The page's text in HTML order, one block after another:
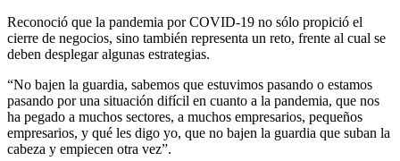
Reconoció que la pandemia por COVID-19 no sólo propició el
cierre de negocios, sino también representa un reto, frente al cual se
deben desplegar algunas estrategias.
“No bajen la guardia, sabemos que estuvimos pasando o estamos
pasando por una situación difícil en cuanto a la pandemia, que nos
ha pegado a muchos sectores, a muchos empresarios, pequeños
empresarios, y qué les digo yo, que no bajen la guardia que suban la
cabeza y empiecen otra vez”.